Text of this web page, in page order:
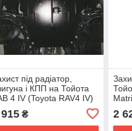
під радіатор,
і КПП на Тойота
4 IV (Toyota RAV4 IV)
₴ 2